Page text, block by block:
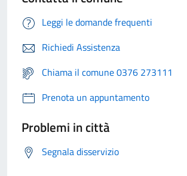
Leggi le domande frequenti
Richiedi Assistenza
Chiama il comune 0376 273111
Prenota un appuntamento
Problemi in città
Segnala disservizio